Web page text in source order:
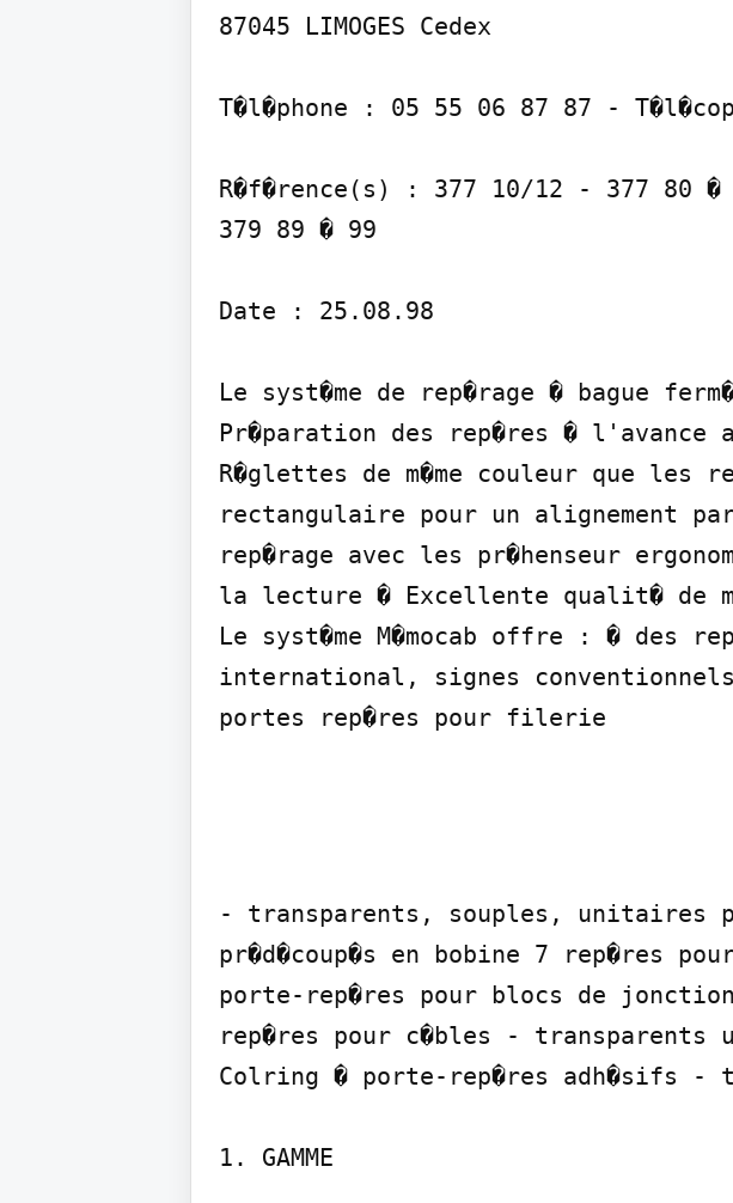
87045 LIMOGES Cedex
T�l�phone : 05 55 06 87 87 -
R�f�rence(s) : 377 10/12 - 377 80
379 89 � 99
Date : 25.08.98
Le syst�me de rep�rage � bague
Pr�paration des rep�res � l'avance
R�glettes de m�me couleur que les
rectangulaire pour un alignement
rep�rage avec les pr�henseur
la lecture � Excellente qualit� de
Le syst�me M�mocab offre : � des
international, signes
portes rep�res pour filerie
- transparents, souples, unitaires
pr�d�coup�s en bobine 7 rep�res
porte-rep�res pour blocs de
rep�res pour c�bles -
Colring � porte-rep�res adh�sifs -
1. GAMME